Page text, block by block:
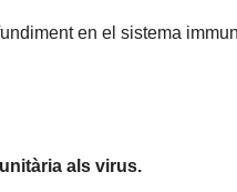
en el sistema
als virus.